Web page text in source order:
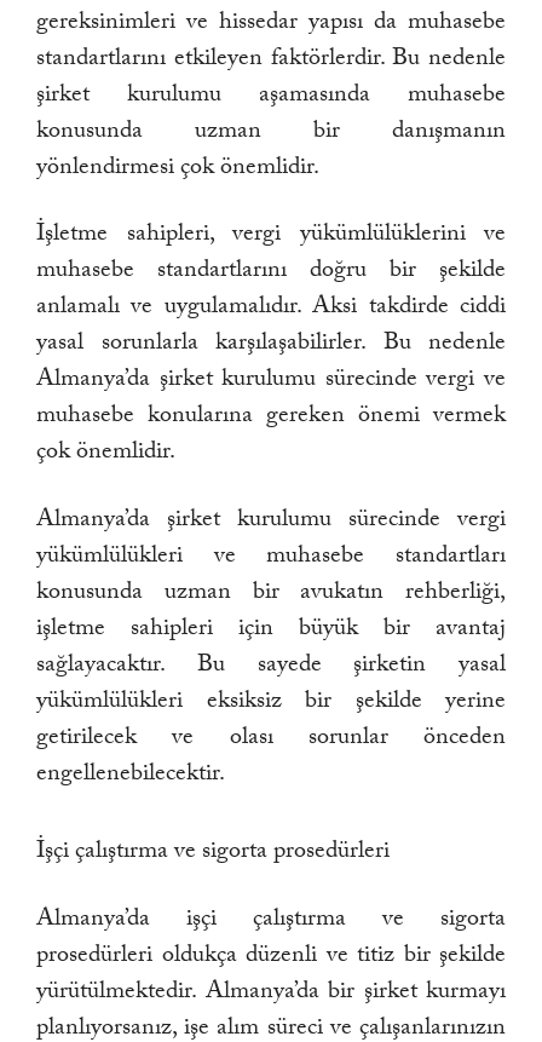
gereksinimleri ve hissedar yapısı da muhasebe
standartlarını etkileyen faktörlerdir. Bu nedenle
şirket kurulumu aşamasında muhasebe
konusunda uzman bir danışmanın
yönlendirmesi çok önemlidir.
İşletme sahipleri, vergi yükümlülüklerini ve
muhasebe standartlarını doğru bir şekilde
anlamalı ve uygulamalıdır. Aksi takdirde ciddi
yasal sorunlarla karşılaşabilirler. Bu nedenle
Almanya’da şirket kurulumu sürecinde vergi ve
muhasebe konularına gereken önemi vermek
çok önemlidir.
Almanya’da şirket kurulumu sürecinde vergi
yükümlülükleri ve muhasebe standartları
konusunda uzman bir avukatın rehberliği,
işletme sahipleri için büyük bir avantaj
sağlayacaktır. Bu sayede şirketin yasal
yükümlülükleri eksiksiz bir şekilde yerine
getirilecek ve olası sorunlar önceden
engellenebilecektir.
İşçi çalıştırma ve sigorta prosedürleri
Almanya’da işçi çalıştırma ve sigorta
prosedürleri oldukça düzenli ve titiz bir şekilde
yürütülmektedir. Almanya’da bir şirket kurmayı
planlıyorsanız, işe alım süreci ve çalışanlarınızın